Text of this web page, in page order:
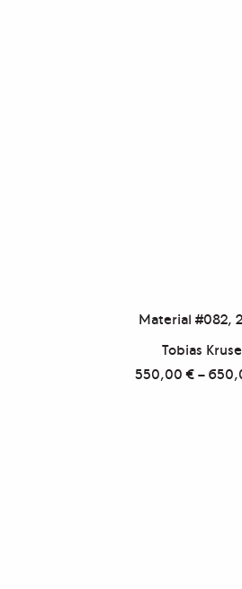
Material #082,
Tobias Kruse
550,00€–